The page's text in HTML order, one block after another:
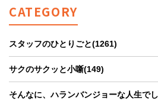
CATEGORY
スタッフのひとりごと(1261)
サクのサクッと小噺(149)
そんなに、ハランバンジョーな人生で